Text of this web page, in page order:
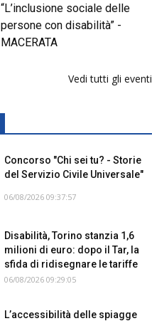
“L’inclusione sociale delle
persone con disabilità” -
MACERATA
Vedi tutti gli eventi
Concorso "Chi sei tu? - Storie
del Servizio Civile Universale"
06/08/2026 09:37:57
Disabilità, Torino stanzia 1,6
milioni di euro: dopo il Tar, la
sfida di ridisegnare le tariffe
06/08/2026 09:29:05
L’accessibilità delle spiagge